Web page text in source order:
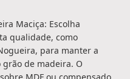
Maciça: Escolha
qualidade, como
para manter a
de madeira. O